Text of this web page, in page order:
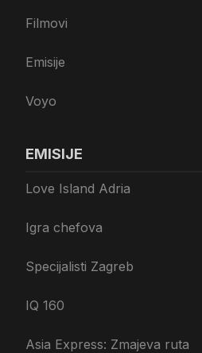
Filmovi
Emisije
Voyo
EMISIJE
Love Island Adria
Igra chefova
Specijalisti Zagreb
IQ 160
Asia Express: Zmajeva ruta